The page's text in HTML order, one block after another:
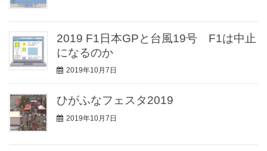
2019 F1日本GPと台風19号 F1は中止
になるのか
2019年10月7日
ひがふなフェスタ2019
2019年10月7日